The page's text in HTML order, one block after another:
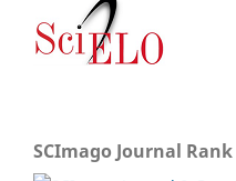
SCImago Journal Rank